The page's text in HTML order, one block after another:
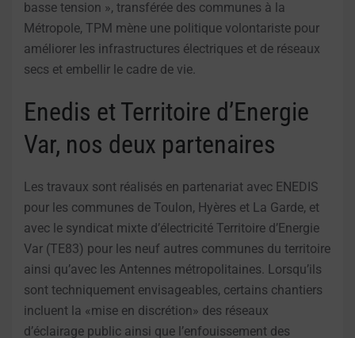
basse tension », transférée des communes à la
Métropole, TPM mène une politique volontariste pour
améliorer les infrastructures électriques et de réseaux
secs et embellir le cadre de vie.
Enedis et Territoire d’Energie
Var, nos deux partenaires
Les travaux sont réalisés en partenariat avec ENEDIS
pour les communes de Toulon, Hyères et La Garde, et
avec le syndicat mixte d’électricité Territoire d’Energie
Var (TE83) pour les neuf autres communes du territoire
ainsi qu’avec les Antennes métropolitaines. Lorsqu’ils
sont techniquement envisageables, certains chantiers
incluent la «mise en discrétion» des réseaux
d’éclairage public ainsi que l’enfouissement des